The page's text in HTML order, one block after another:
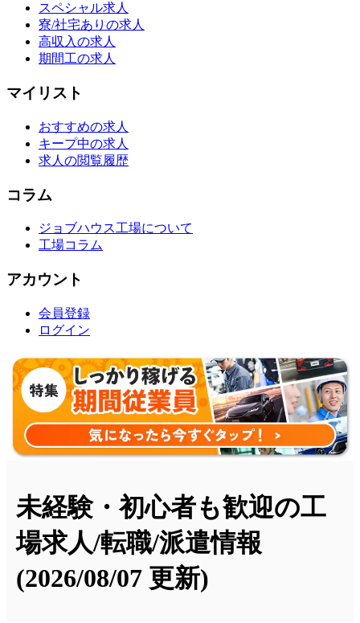
スペシャル求人
寮/社宅ありの求人
高収入の求人
期間工の求人
マイリスト
おすすめの求人
キープ中の求人
求人の閲覧履歴
コラム
ジョブハウス工場について
工場コラム
アカウント
会員登録
ログイン
未経験・初心者も歓迎の工
場求人/転職/派遣情報
(2026/08/07 更新)